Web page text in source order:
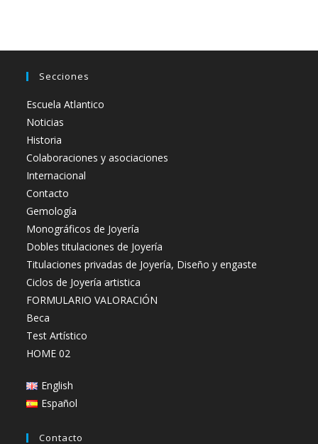
Secciones
Escuela Atlantico
Noticias
Historia
Colaboraciones y asociaciones
Internacional
Contacto
Gemología
Monográficos de Joyería
Dobles titulaciones de Joyería
Titulaciones privadas de Joyería, Diseño y engaste
Ciclos de Joyería artistica
FORMULARIO VALORACIÓN
Beca
Test Artístico
HOME 02
English
Español
Contacto